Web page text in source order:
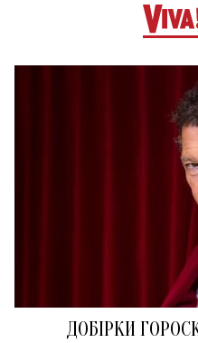
ДОБІРКИ